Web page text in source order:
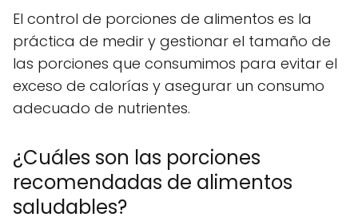
El control de porciones de alimentos es la
práctica de medir y gestionar el tamaño de
las porciones que consumimos para evitar el
exceso de calorías y asegurar un consumo
adecuado de nutrientes.
¿Cuáles son las porciones
recomendadas de alimentos
saludables?